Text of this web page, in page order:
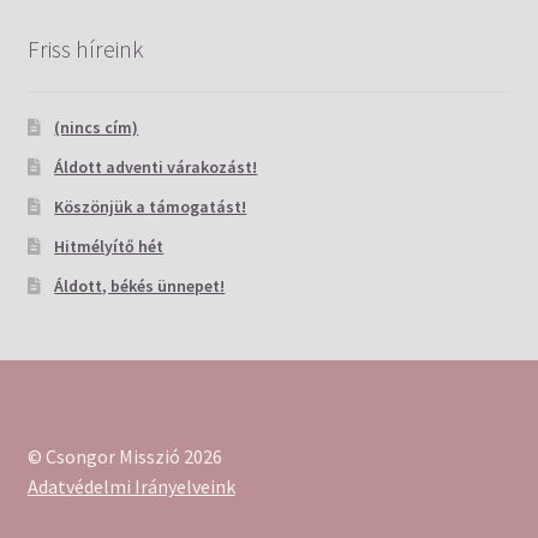
Friss híreink
(nincs cím)
Áldott adventi várakozást!
Köszönjük a támogatást!
Hitmélyítő hét
Áldott, békés ünnepet!
© Csongor Misszió 2026
Adatvédelmi Irányelveink